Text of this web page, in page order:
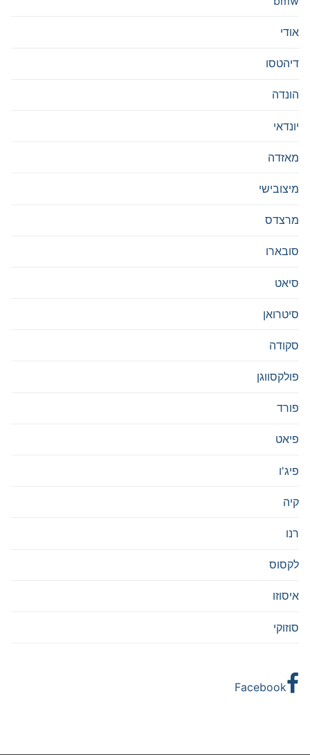
אודי
דיהטסו
הונדה
יונדאי
מאזדה
מיצובישי
מרצדס
סובארו
סיאט
סיטרואן
סקודה
פולקסווגן
פורד
פיאט
פיג'ו
קיה
רנו
לקסוס
איסוזו
סוזוקי
Facebook